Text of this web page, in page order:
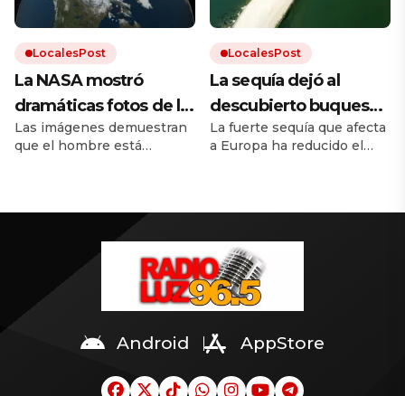
LocalesPost
La NASA mostró
dramáticas fotos de la
Tierra antes y después
del cambio climático
Las imágenes demuestran
que el hombre está
desmontes. Y la
LocalesPost
La sequía dejó al
descubierto buques
de guerra nazis
hundidos en un río
La fuerte sequía que afecta
a Europa ha reducido el
los restos de decenas de
hundidos durante la
Segunda Guerra Mundial.
Android AppStore